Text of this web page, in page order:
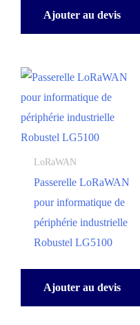
Ajouter au devis
LoRaWAN
Passerelle LoRaWAN
pour informatique de
périphérie industrielle
Robustel LG5100
Ajouter au devis